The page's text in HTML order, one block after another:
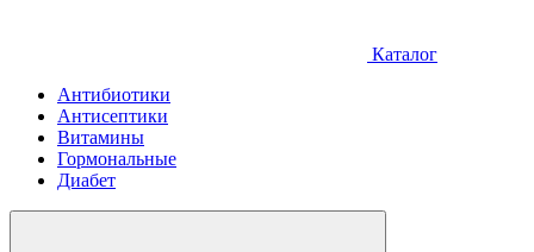
Каталог
Антибиотики
Антисептики
Витамины
Гормональные
Диабет